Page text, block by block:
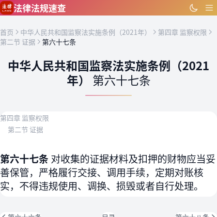
跳到主要内容
法律法规速查
首页 中华人民共和国监察法实施条例（2021年）
第四章 监察权限
第二节 证据
第六十七条
中华人民共和国监察法实施条例（2021
年） 第六十七条
第四章 监察权限
第二节 证据
第六十七条 对收集的证据材料及扣押的财物应当妥
善保管，严格履行交接、调用手续，定期对账核
实，不得违规使用、调换、损毁或者自行处理。